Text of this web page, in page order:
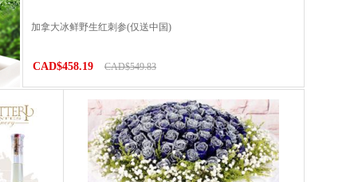
加拿大冰鲜野生红刺参(仅送中国)
CAD$458.19 CAD$549.83